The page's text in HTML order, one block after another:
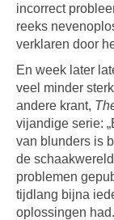
incorrect
reeks
verklaren door
En week later
veel minder
andere krant,
vijandige serie:
van blunders is
de
problemen
tijdlang bijna
oplossingen